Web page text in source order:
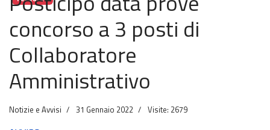
concorso a 3 posti di
Collaboratore
Amministrativo
Notizie e Avvisi 31 Gennaio 2022 Visite: 2679